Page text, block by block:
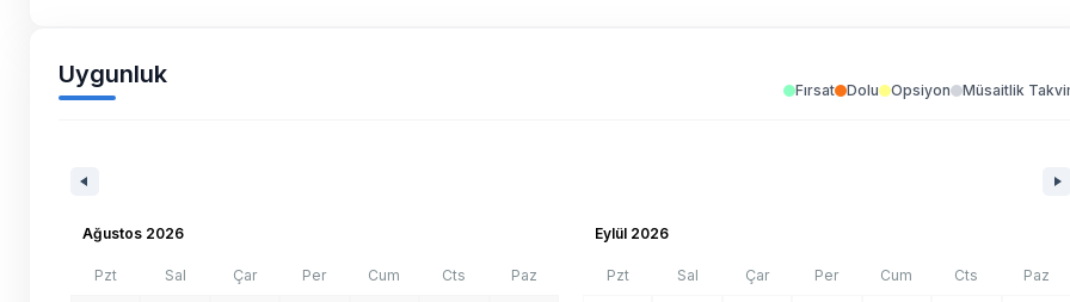
Uygunluk
Fırsat Dolu Opsiyon Müsaitlik
Ağustos 2026
Pzt Sal Çar Per Cum Cts Paz
Eylül 2026
Pzt Sal Çar Per Cum Cts Paz